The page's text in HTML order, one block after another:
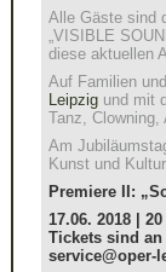
Alle Gäste sind
„VISIBLE
diese aktuellen
Auf Familien
Leipzig und mit
Tanz, Clowning,
Am
Kunst und Kultur
Premiere II:
17.06. 2018 |
Tickets sind an
service@oper-